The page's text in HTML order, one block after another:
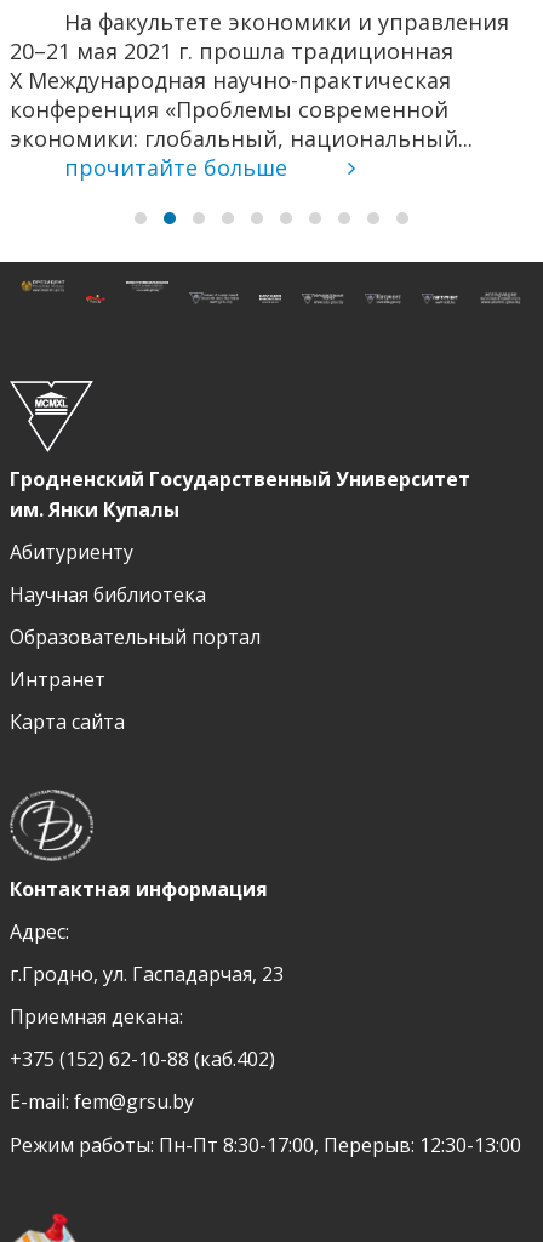
На факультете экономики и управления
20–21 мая 2021 г. прошла традиционная
X Международная научно-практическая
конференция «Проблемы современной
экономики: глобальный, национальный...
прочитайте больше
Гродненский Государственный Университет
им. Янки Купалы
Абитуриенту
Научная библиотека
Образовательный портал
Интранет
Карта сайта
Контактная информация
Адрес:
г.Гродно, ул. Гаспадарчая, 23
Приемная декана:
+375 (152) 62-10-88 (каб.402)
E-mail: fem@grsu.by
Режим работы: Пн-Пт 8:30-17:00, Перерыв: 12:30-13:00